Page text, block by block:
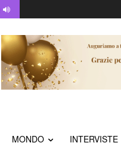
MONDO INTERVISTE